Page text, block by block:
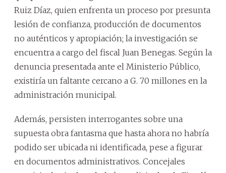
Ruiz Díaz, quien enfrenta un proceso por presunta
lesión de confianza, producción de documentos
no auténticos y apropiación; la investigación se
encuentra a cargo del fiscal Juan Benegas. Según la
denuncia presentada ante el Ministerio Público,
existiría un faltante cercano a G. 70 millones en la
administración municipal.
Además, persisten interrogantes sobre una
supuesta obra fantasma que hasta ahora no habría
podido ser ubicada ni identificada, pese a figurar
en documentos administrativos. Concejales